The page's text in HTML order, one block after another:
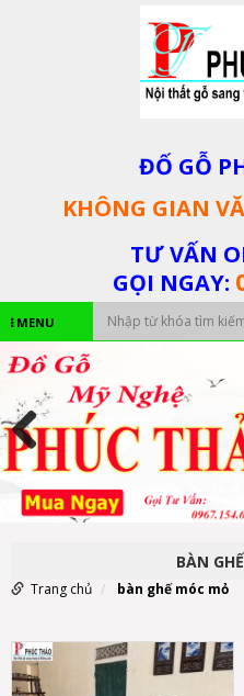
ĐỐ GỖ
KHÔNG GIAN
TƯ VẤN
GỌI NGAY:
MENU
BÀN
Trang chủ bàn ghế móc mỏ